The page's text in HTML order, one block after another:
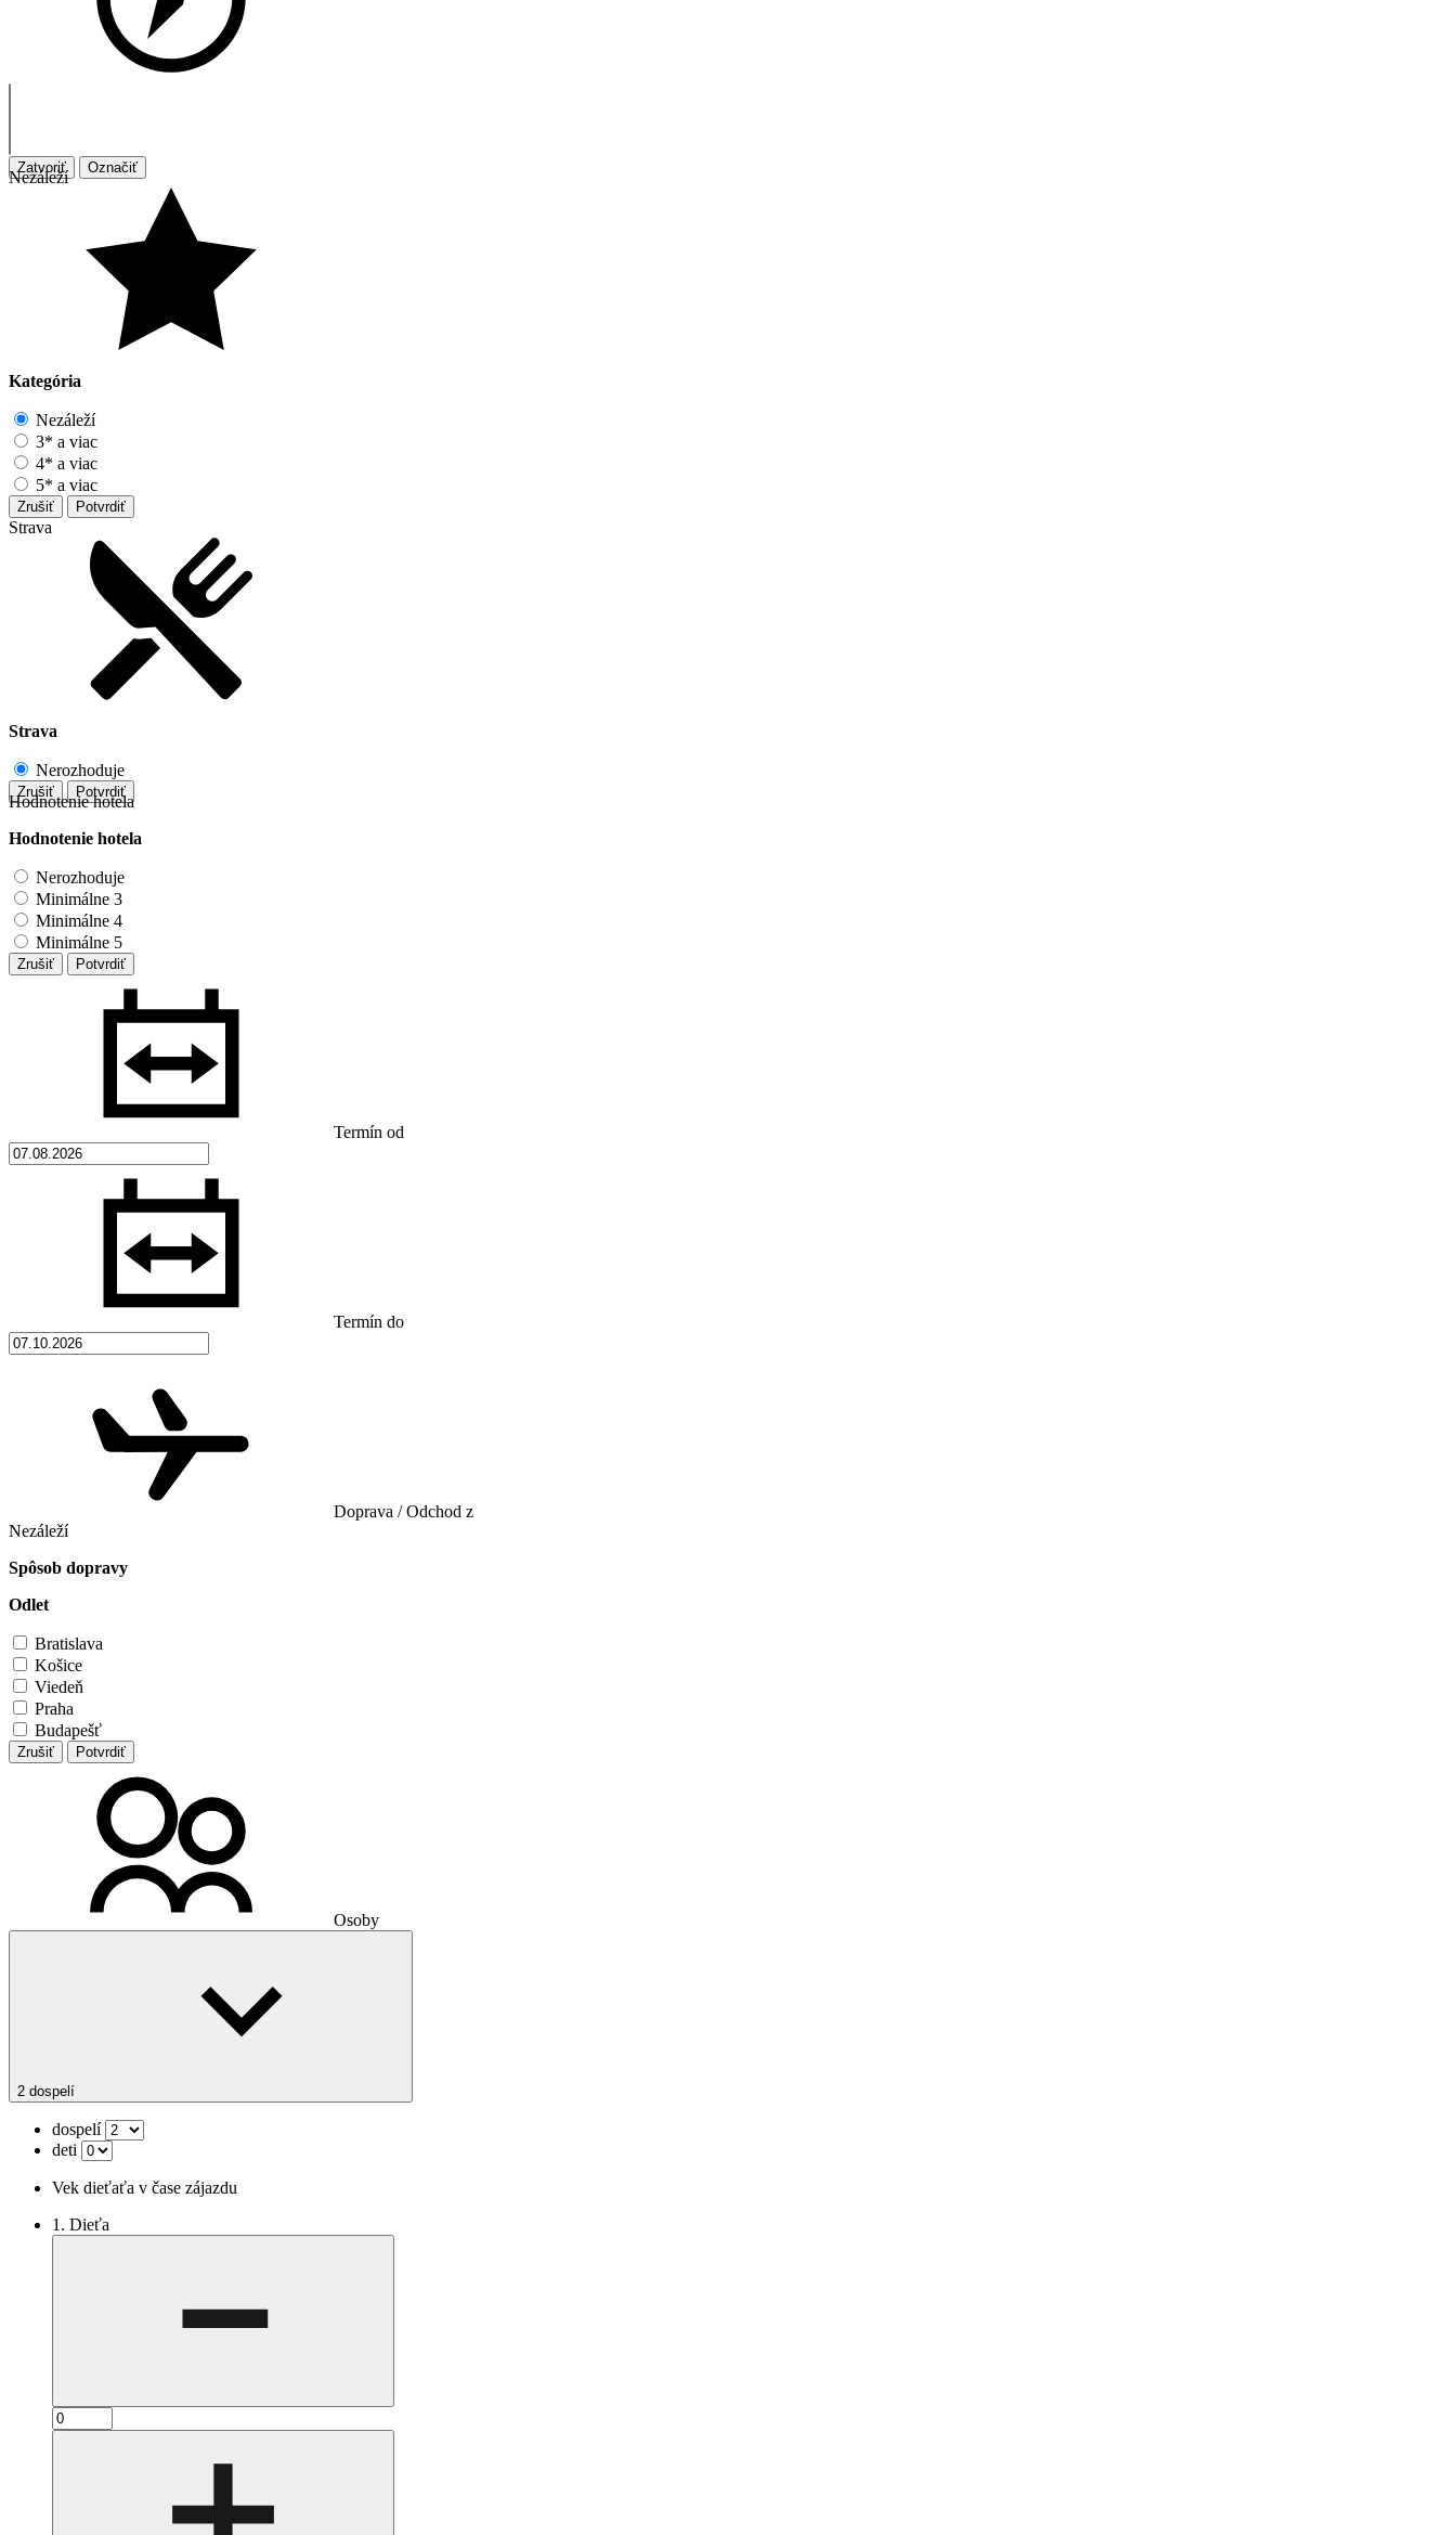
Zatvoriť Označiť
Nezáleží
Kategória
Nezáleží
3* a viac
4* a viac
5* a viac
Zrušiť Potvrdiť
Strava
Strava
Nerozhoduje
Zrušiť Potvrdiť
Hodnotenie hotela
Hodnotenie hotela
Nerozhoduje
Minimálne 3
Minimálne 4
Minimálne 5
Zrušiť Potvrdiť
Termín od
Termín do
Doprava / Odchod z
Nezáleží
Spôsob dopravy
Odlet
Bratislava
Košice
Viedeň
Praha
Budapešť
Zrušiť Potvrdiť
Osoby
2 dospelí
dospelí
deti
Vek dieťaťa v čase zájazdu
1. Dieťa